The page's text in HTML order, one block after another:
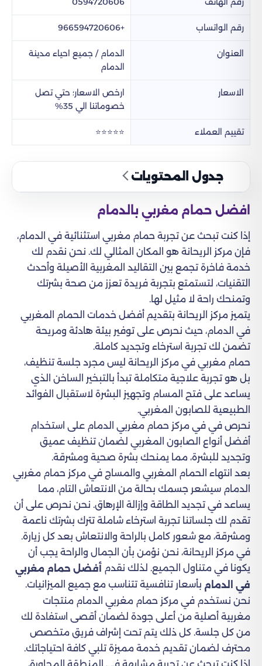
رقم الواتساب +966594720606
العنوان
الدمام / جميع احياء مدينة
الدمام
الاسعار
ارخص الاسعار؛ حتي تصل
خصوماتنا الي 35%
تقييم العملاء ⭐⭐⭐⭐⭐
جدول المحتويات
افضل حمام مغربي بالدمام​
إذا كنت تبحث عن تجربة حمام مغربي استثنائية في الدمام،
فإن مركز الريحانة هو المكان المثالي لك. نحن نقدم لك
خدمة فاخرة تجمع بين التقاليد المغربية الأصيلة وأحدث
التقنيات، لتستمتع بتجربة فريدة تعزز من صحة بشرتك
وتمنحك راحة لا مثيل لها.
يتميز مركز الريحانة بتقديم أفضل خدمات الحمام المغربي
في الدمام، حيث نحرص على توفير بيئة هادئة ومريحة
تضمن لك تجربة استرخاء وتجديد كاملة.
حمام مغربي في مركز الريحانة ليس مجرد جلسة تنظيف،
بل هو تجربة علاجية متكاملة تبدأ بالتبخير الساخن الذي
يساعد على فتح المسام وتجهيز البشرة لاستقبال الفوائد
الطبيعية للصابون المغربي.
نحرص في في مركز حمام مغربي الدمام على استخدام
أفضل أنواع الصابون المغربي لضمان تنظيف عميق
وتجديد للبشرة، مما يمنحك بشرة صحية ومشرقة.
بعد انتهاء الحمام المغربي والمساج في مركز حمام مغربي
الدمام سيشعر جسمك بحالة من الانتعاش التام، مما
يساعد في تجديد الطاقة وإزالة الإرهاق. نحن نحرص على أن
تقدم لك جلساتنا تجربة استرخاء شاملة تترك بشرتك ناعمة
ومشرقة، مع شعور كامل بالراحة والانتعاش بعد كل زيارة.
في مركز الريحانة، نحن نؤمن بأن الجمال والراحة يجب أن
يكونا في متناول الجميع. لذلك نقدم أفضل حمام مغربي
في الدمام بأسعار تنافسية تتناسب مع جميع الميزانيات.
نحن نستخدم في مركز حمام مغربي الدمام منتجات
مغربية أصلية من أعلى جودة لضمان أقصى استفادة لك
من كل جلسة. كل ذلك يتم تحت إشراف فريق متخصص
محترف لضمان تقديم خدمة مميزة تلبي كافة احتياجاتك.